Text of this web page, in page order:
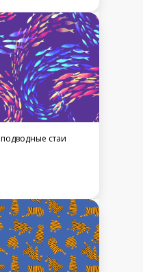
подводные стаи